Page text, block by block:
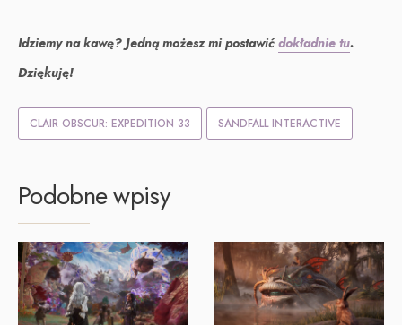
Idziemy na kawę? Jedną możesz mi postawić dokładnie tu.
Dziękuję!
CLAIR OBSCUR: EXPEDITION 33 SANDFALL INTERACTIVE
Podobne wpisy